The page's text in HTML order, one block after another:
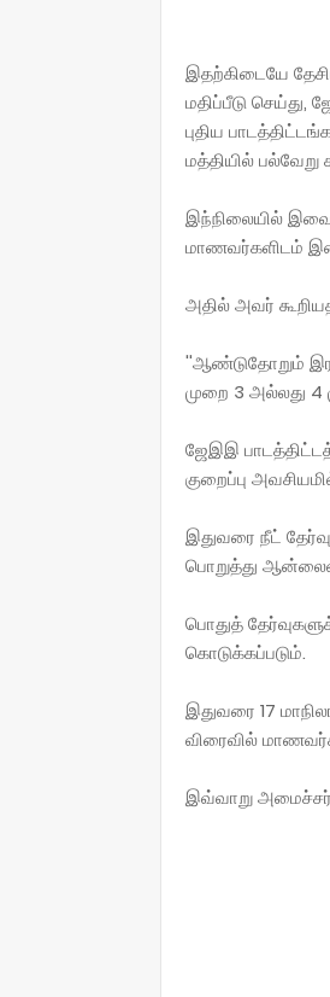
இதற்கிடையே
மதிப்பீடு செய்து,
புதிய
மத்தியில்
இந்நிலையில்
மாணவர்களிடம்
அதில் அவர்
''ஆண்டுதோறும்
முறை 3 அல்லது 4
ஜேஇஇ
குறைப்பு
இதுவரை நீட்
பொறுத்து
பொதுத்
கொடுக்கப்படும்.
இதுவரை 17
விரைவில்
இவ்வாறு அமைச்சர்